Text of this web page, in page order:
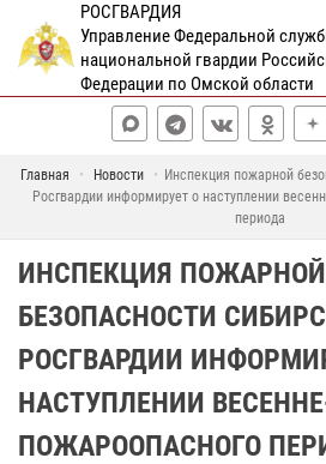
РОСГВАРДИЯ
Управление Федеральной
национальной гвардии
Федерации по Омской области
Главная Новости
Инспекция пожарной
Росгвардии информирует о наступлении
периода
ИНСПЕКЦИЯ ПОЖАРНОЙ
БЕЗОПАСНОСТИ
РОСГВАРДИИ
НАСТУПЛЕНИИ
ПОЖАРООПАСНОГО